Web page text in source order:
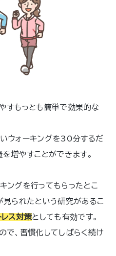
、本記事を
すもっとも簡単で効果的な
ウォーキングを30分するだ
増やすことができます。
ングを行ってもらったとこ
られたという研究があるこ
レス対策としても有効です。
、習慣化してしばらく続け